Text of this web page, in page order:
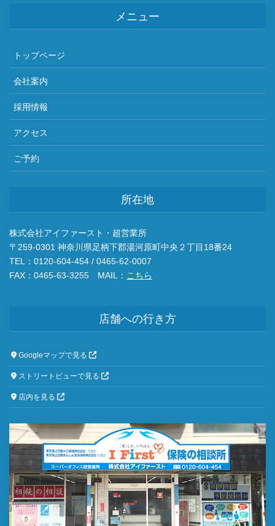
メニュー
トップページ
会社案内
採用情報
アクセス
ご予約
所在地
株式会社アイファースト・超営業所
〒259-0301 神奈川県足柄下郡湯河原町中央２丁目18番24
TEL：0120-604-454 / 0465-62-0007
FAX：0465-63-3255 MAIL： こちら
店舗への行き方
Googleマップで見る
ストリートビューで見る
店内を見る